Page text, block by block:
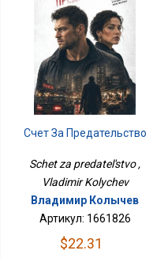
Счет За Предательство
Schet za predatel'stvo ,
Vladimir Kolychev
Владимир Колычев
Артикул: 1661826
$22.31